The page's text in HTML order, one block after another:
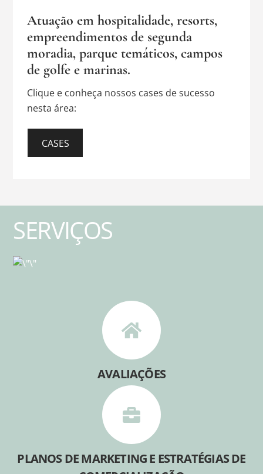
Atuação em hospitalidade, resorts,
empreendimentos de segunda
moradia, parque temáticos, campos
de golfe e marinas.
Clique e conheça nossos cases de sucesso
nesta área:
CASES
SERVIÇOS
AVALIAÇÕES
PLANOS DE MARKETING E ESTRATÉGIAS DE